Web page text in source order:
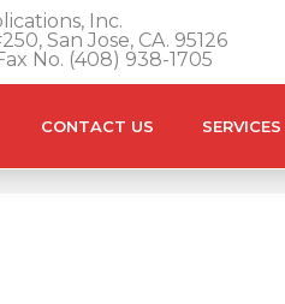
Inc.
San Jose, CA. 95126
No. (408) 938-1705
CONTACT US SERVICES